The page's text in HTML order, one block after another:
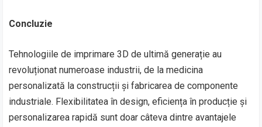
Concluzie
Tehnologiile de imprimare 3D de ultimă generație au
revoluționat numeroase industrii, de la medicina
personalizată la construcții și fabricarea de componente
industriale. Flexibilitatea în design, eficiența în producție și
personalizarea rapidă sunt doar câteva dintre avantajele